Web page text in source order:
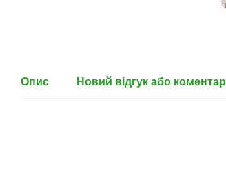
Опис Новий відгук або коментар